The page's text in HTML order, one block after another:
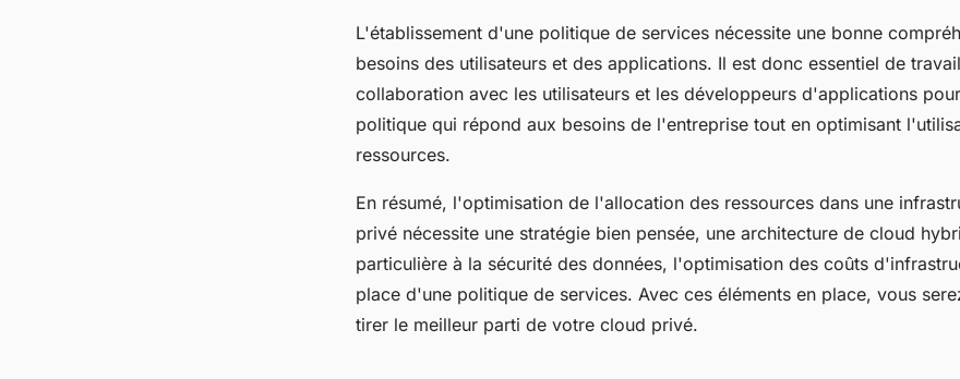
L'établissement d'une politique de services nécessite une bonne
besoins des utilisateurs et des applications. Il est donc essentiel de
collaboration avec les utilisateurs et les développeurs d'applications
politique qui répond aux besoins de l'entreprise tout en optimisant
ressources.
En résumé, l'optimisation de l'allocation des ressources dans une
privé nécessite une stratégie bien pensée, une architecture de cloud
particulière à la sécurité des données, l'optimisation des coûts
place d'une politique de services. Avec ces éléments en place, vous
tirer le meilleur parti de votre cloud privé.